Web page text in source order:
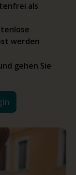
als
werden
gehen Sie